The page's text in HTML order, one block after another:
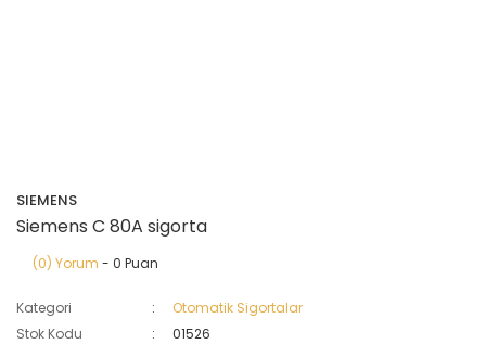
SIEMENS
Siemens C 80A sigorta
(0) Yorum - 0 Puan
Kategori
Otomatik Sigortalar
Stok Kodu
01526